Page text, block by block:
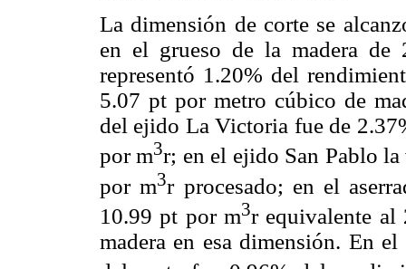
La dimensión de corte se
en el grueso de la madera
representó 1.20% del
5.07 pt por metro cúbico de
del ejido La Victoria fue de
por m3r; en el ejido San Pablo
por m3r procesado; en el
10.99 pt por m3r equivalente al
madera en esa dimensión. En